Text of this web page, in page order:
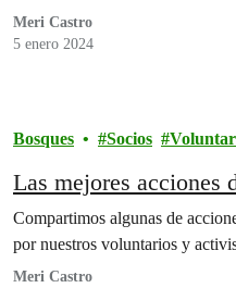
Meri Castro
5 enero 2024
Bosques Socios
Las mejores acciones
Compartimos algunas de
por nuestros voluntarios y
Meri Castro